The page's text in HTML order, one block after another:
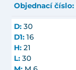
Objednací číslo:
D: 30
D1: 16
H: 21
L: 30